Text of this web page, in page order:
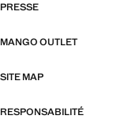
PRESSE
MANGO OUTLET
SITE MAP
RESPONSABILITÉ